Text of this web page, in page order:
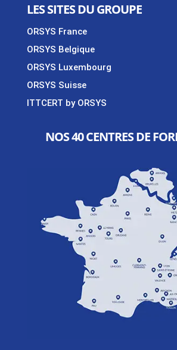
LES SITES DU GROUPE
ORSYS France
ORSYS Belgique
ORSYS Luxembourg
ORSYS Suisse
ITTCERT by ORSYS
NOS 40 CENTRES DE